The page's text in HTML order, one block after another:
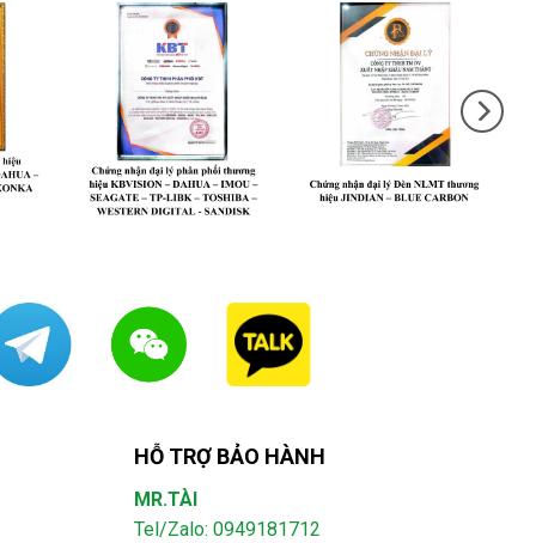
HỖ TRỢ BẢO HÀNH
MR.TÀI
Tel/Zalo: 0949181712